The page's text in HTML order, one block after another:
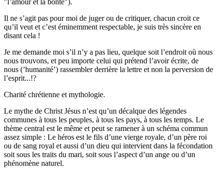
"l’amour et la bonté").
Il ne s’agit pas pour moi de juger ou de critiquer, chacun croit ce
qu’il veut et c’est éminemment respectable, je suis très sincère en
disant cela !
Je me demande moi s’il n’y a pas lieu, quelque soit l’endroit où nous
nous trouvons, et peu importe celui qui prétend l’avoir écrite, de
nous (’humanité’) rassembler derrière la lettre et non la perversion de
l’esprit...!?
Charité chrétienne et mythologie.
Le mythe de Christ Jésus n’est qu’un décalque des légendes
communes à tous les peuples, à tous les pays, à tous les temps. Le
thème central est le même et peut se ramener à un schéma commun
assez simple : Le héros est le fils d’une vierge royale, d’un père roi
ou de sang royal et aussi d’un dieu qui intervient dans la fécondation
soit sous les traits du mari, soit sous l’aspect d’un ange ou d’un
phénomène naturel.